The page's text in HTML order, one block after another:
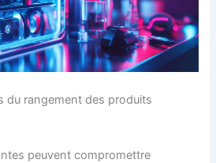
du rangement des produits
peuvent compromettre